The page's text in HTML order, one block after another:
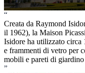
“
Creata da Raymond
il 1962), la Maison
Isidore ha utilizzato circa
e frammenti di vetro per
mobili e pareti di
”